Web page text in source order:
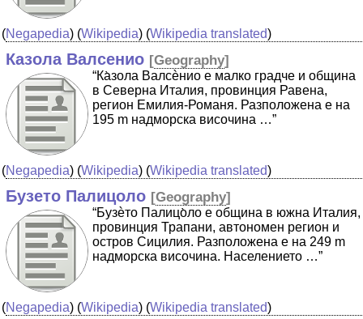
(Negapedia) (Wikipedia) (Wikipedia translated)
Казола Валсенио [Geography]
“Ка̀зола Валсѐнио е малко градче и община
в Северна Италия, провинция Равена,
регион Емилия-Романя. Разположена е на
195 m надморска височина …”
(Negapedia) (Wikipedia) (Wikipedia translated)
Бузето Палицоло [Geography]
“Бузѐто Палицо̀ло е община в южна Италия,
провинция Трапани, автономен регион и
остров Сицилия. Разположена е на 249 m
надморска височина. Населението …”
(Negapedia) (Wikipedia) (Wikipedia translated)